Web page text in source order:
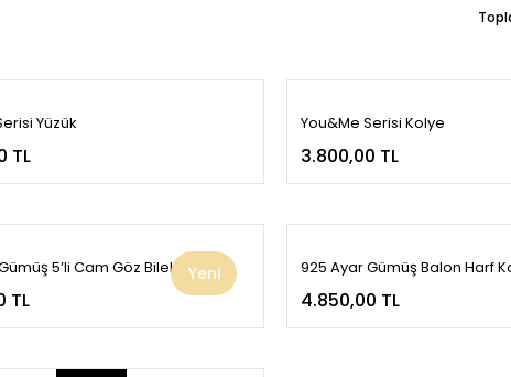
Yüzük
TL
You&Me Serisi Kolye
3.800,00 TL
Yeni
5’li Cam Göz Bileklik
TL
925 Ayar Gümüş Balon Harf
4.850,00 TL